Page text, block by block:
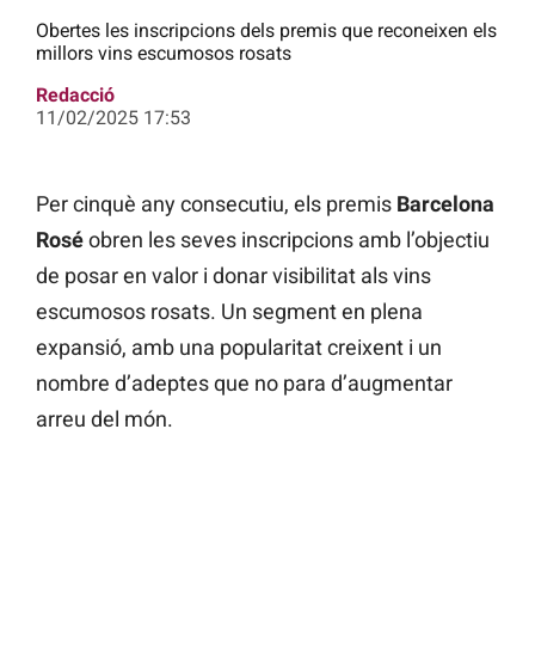
Obertes les inscripcions dels premis que reconeixen els
millors vins escumosos rosats
Redacció
11/02/2025 17:53
Per cinquè any consecutiu, els premis Barcelona
Roséobren les seves inscripcions amb l’objectiu
de posar en valor i donar visibilitat als vins
escumosos rosats. Un segment en plena
expansió, amb una popularitat creixent i un
nombre d’adeptes que no para d’augmentar
arreu del món.